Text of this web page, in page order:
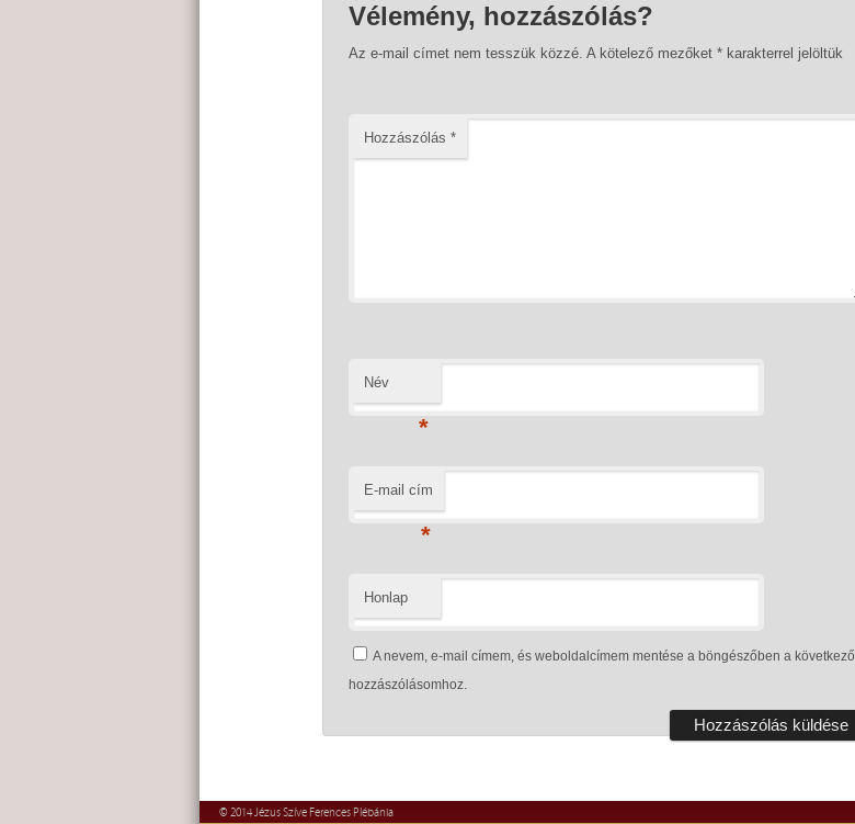
Vélemény, hozzászólás?
Az e-mail címet nem tesszük közzé. A kötelező mezőket *karakterrel jelöltük
Hozzászólás *
Név
*
E-mail cím
*
Honlap
A nevem, e-mail címem, és weboldalcímem mentése a böngészőben a következő
hozzászólásomhoz.
© 2014 Jézus Szíve Ferences Plébánia